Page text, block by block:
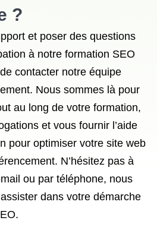
?
et poser des questions
à notre formation SEO
contacter notre équipe
Nous sommes là pour
au long de votre formation,
et vous fournir l’aide
pour optimiser votre site web
N’hésitez pas à
ou par téléphone, nous
dans votre démarche